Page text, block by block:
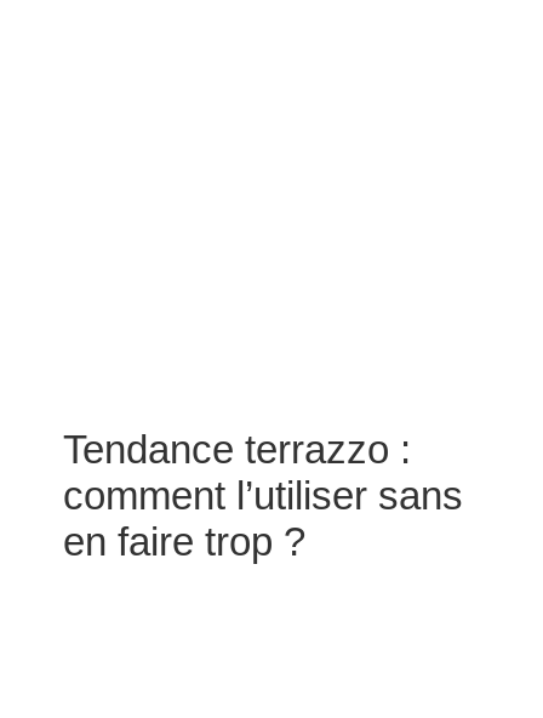
Tendance terrazzo :
comment l’utiliser sans
en faire trop ?